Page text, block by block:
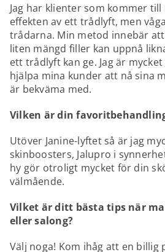
Jag har klienter som kommer till
effekten av ett trådlyft, men
trådarna. Min metod innebär
liten mängd filler kan uppnå
ett trådlyft kan ge. Jag är
hjälpa mina kunder att nå sina
är bekväma med.
Vilken är din
Utöver Janine-lyftet så är jag
skinboosters, Jalupro i
hy gör otroligt mycket för din
välmående.
Vilket är ditt bästa tips när
eller salong?
Välj noga! Kom ihåg att en